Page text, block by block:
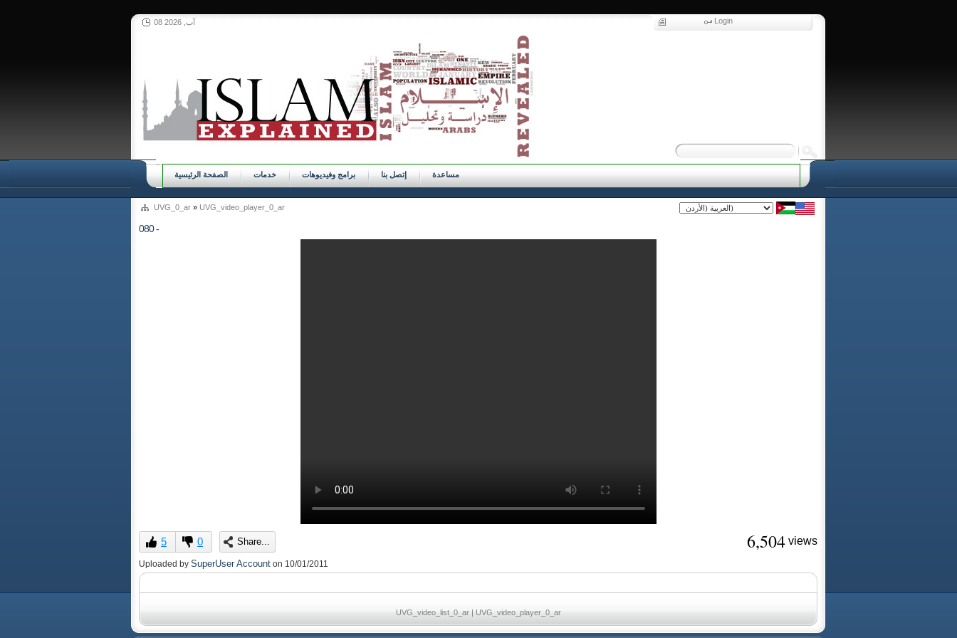
08 آب, 2026 Login
الصفحة الرئيسية خدمات برامج وفيديوهات إتصل بنا مساعدة
UVG_0_ar » UVG_video_player_0_ar
080 -
5 0 Share... 6,504 views
Uploaded by SuperUser Account on 10/01/2011
UVG_video_list_0_ar| UVG_video_player_0_ar